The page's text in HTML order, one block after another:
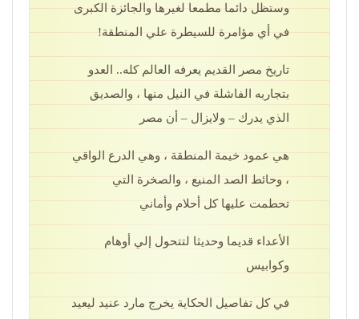
وستظل دائما مطمعا لغيرها والجائزة الكبرى
في أي مؤامرة للسيطرة علي المنطقة!
تاريخ مصر القديم يعرفه العالم كله.. العدو
بتجاربه الفاشلة في النيل منها ، والصديق
الذي يدرك – ولايزال – أن مصر
هي عمود خيمة المنطقة ، وهي الدرع الواقي
، وحائط الصد المنيع ، والصخرة التي
تحطمت عليها كل أحلام وأماني
الأعداء قديما وحديثا لتتحول إلي أوهام
وكوابيس
في كل تفاصيل الحكاية يخرج مارد عنيد ليعيد